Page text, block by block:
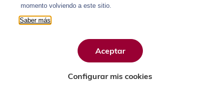
momento volviendo a este sitio.
Saber más
Aceptar
Configurar mis cookies